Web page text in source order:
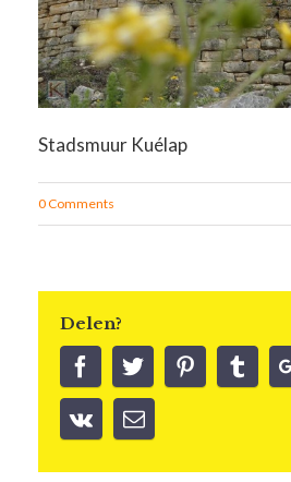
Stadsmuur Kuélap
0 Comments
Delen?